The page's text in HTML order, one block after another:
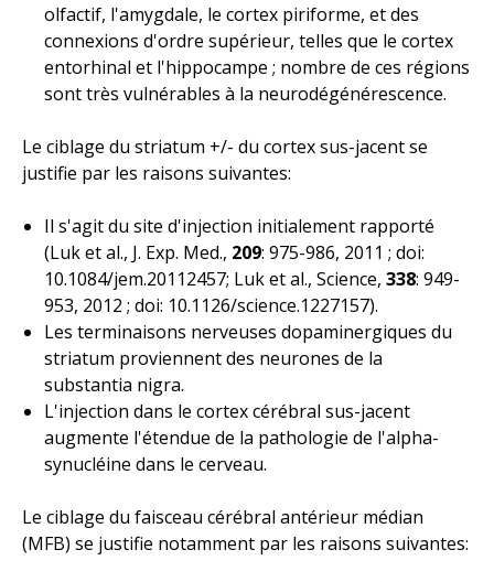
olfactif, l'amygdale, le cortex piriforme, et des
connexions d'ordre supérieur, telles que le cortex
entorhinal et l'hippocampe ; nombre de ces régions
sont très vulnérables à la neurodégénérescence.
Le ciblage du striatum +/- du cortex sus-jacent se
justifie par les raisons suivantes:
Il s'agit du site d'injection initialement rapporté
(Luk et al., J. Exp. Med., 209: 975-986, 2011 ; doi:
10.1084/jem.20112457; Luket al., Science, 338: 949-
953, 2012 ; doi: 10.1126/science.1227157).
Les terminaisons nerveuses dopaminergiques du
striatum proviennent des neurones de la
substantia nigra.
L'injection dans le cortex cérébral sus-jacent
augmente l'étendue de la pathologie de l'alpha-
synucléine dans le cerveau.
Le ciblage du faisceau cérébral antérieur médian
(MFB) se justifie notamment par les raisons suivantes: